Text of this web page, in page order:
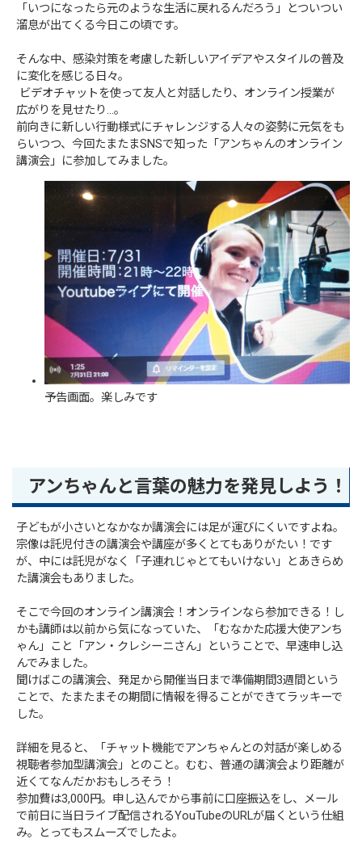
「いつになったら元のような生活に戻れるんだろう」とついつい
溜息が出てくる今日この頃です。
そんな中、感染対策を考慮した新しいアイデアやスタイルの普及
に変化を感じる日々。
ビデオチャットを使って友人と対話したり、オンライン授業が
広がりを見せたり…。
前向きに新しい行動様式にチャレンジする人々の姿勢に元気をも
らいつつ、今回たまたまSNSで知った「アンちゃんのオンライン
講演会」に参加してみました。
予告画面。楽しみです
アンちゃんと言葉の魅力を発見しよう！
子どもが小さいとなかなか講演会には足が運びにくいですよね。
宗像は託児付きの講演会や講座が多くとてもありがたい！です
が、中には託児がなく「子連れじゃとてもいけない」とあきらめ
た講演会もありました。
そこで今回のオンライン講演会！オンラインなら参加できる！し
かも講師は以前から気になっていた、「むなかた応援大使アンち
ゃん」こと「アン・クレシーニさん」ということで、早速申し込
んでみました。
聞けばこの講演会、発足から開催当日まで準備期間3週間という
ことで、たまたまその期間に情報を得ることができてラッキーで
した。
詳細を見ると、「チャット機能でアンちゃんとの対話が楽しめる
視聴者参加型講演会」とのこと。むむ、普通の講演会より距離が
近くてなんだかおもしろそう！
参加費は3,000円。申し込んでから事前に口座振込をし、メール
で前日に当日ライブ配信されるYouTubeのURLが届くという仕組
み。とってもスムーズでしたよ。